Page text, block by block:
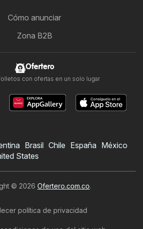
Cómo anunciar
Zona B2B
Ofertero
con ofertas en un solo lugar
Brasil Chile España México
States
© 2026 Ofertero.com.co.
política de privacidad